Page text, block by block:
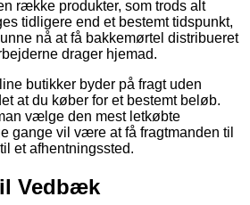
række produkter, som trods alt
tidligere end et bestemt tidspunkt,
nå at få bakkemørtel distribueret
drager hjemad.
butikker byder på fragt uden
at du køber for et bestemt beløb.
vælge den mest letkøbte
gange vil være at få fragtmanden til
et afhentningssted.
Vedbæk